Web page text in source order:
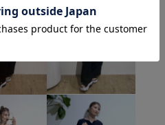
対象商品
RP25AW
織り RPSS買い足しトップス